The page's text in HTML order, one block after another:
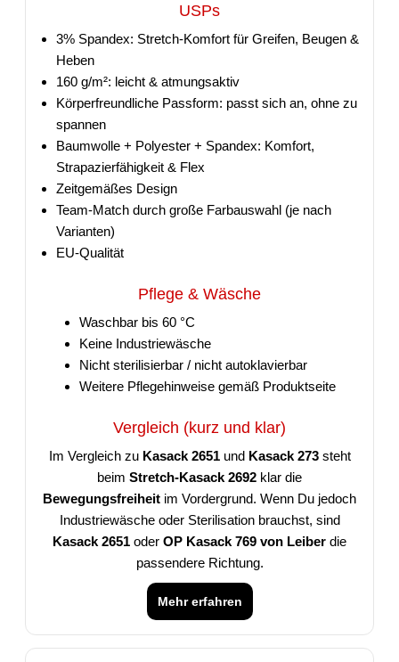
USPs
3% Spandex: Stretch-Komfort für Greifen, Beugen &
Heben
160 g/m²: leicht & atmungsaktiv
Körperfreundliche Passform: passt sich an, ohne zu
spannen
Baumwolle + Polyester + Spandex: Komfort,
Strapazierfähigkeit & Flex
Zeitgemäßes Design
Team-Match durch große Farbauswahl (je nach
Varianten)
EU-Qualität
Pflege & Wäsche
Waschbar bis 60 °C
Keine Industriewäsche
Nicht sterilisierbar / nicht autoklavierbar
Weitere Pflegehinweise gemäß Produktseite
Vergleich (kurz und klar)
Im Vergleich zu Kasack 2651und Kasack 273steht
beim Stretch-Kasack 2692 klar die
Bewegungsfreiheit im Vordergrund. Wenn Du jedoch
Industriewäsche oder Sterilisation brauchst, sind
Kasack 2651 oder OP Kasack 769 von Leiber die
passendere Richtung.
Mehr erfahren